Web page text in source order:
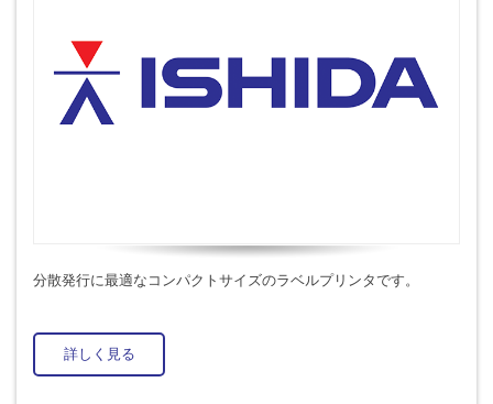
分散発行に最適なコンパクトサイズのラベルプリンタです。
詳しく見る